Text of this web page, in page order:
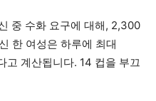
중 수화 요구에 대해, 2,300
한 여성은 하루에 최대
고 계산됩니다. 14 컵을 부끄